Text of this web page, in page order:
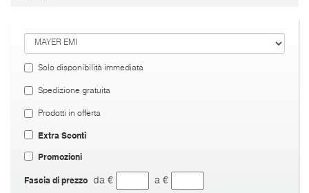
Solo disponibilità immediata
Spedizione gratuita
Prodotti in offerta
Extra Sconti
Promozioni
Fascia di prezzo da € a €